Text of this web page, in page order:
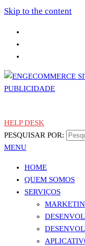
Skip to the content
HELP DESK
PESQUISAR POR:
MENU
HOME
QUEM SOMOS
SERVIÇOS